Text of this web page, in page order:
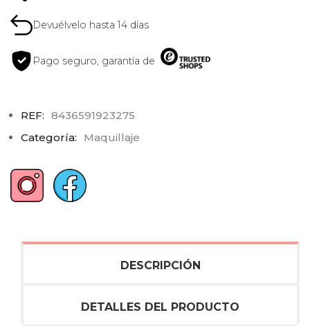
Devuélvelo hasta 14 días
Pago seguro, garantía de
REF: 8436591923275
Categoría:
Maquillaje
DESCRIPCIÓN
DETALLES DEL PRODUCTO